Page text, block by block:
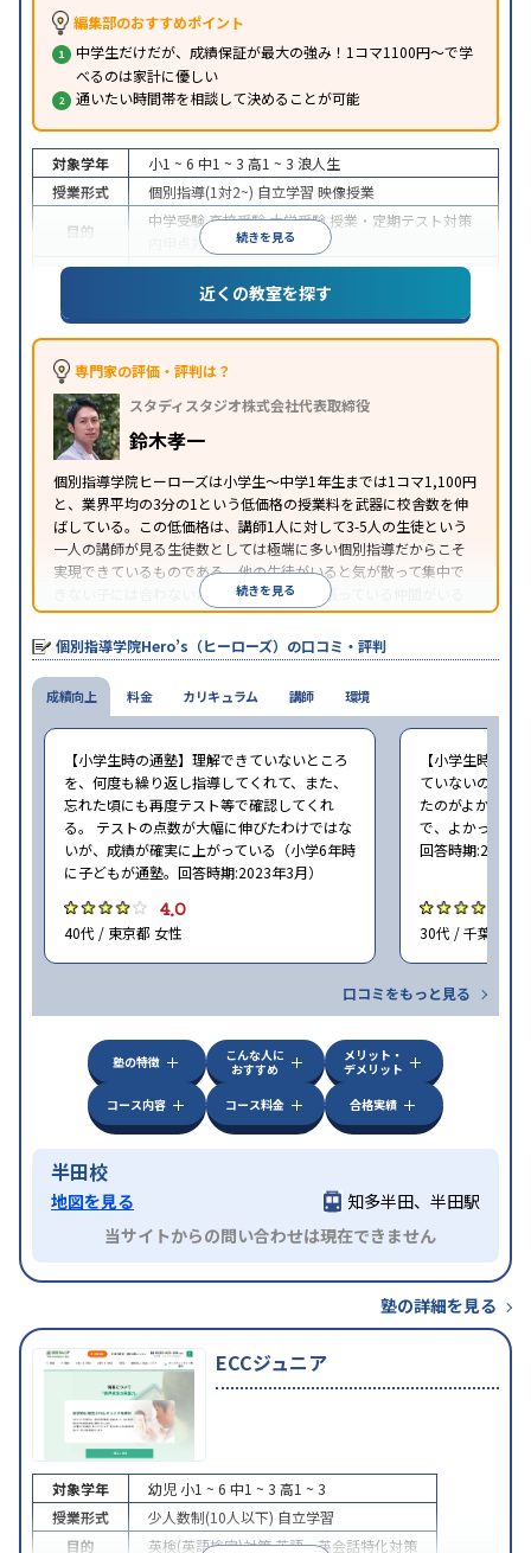
編集部のおすすめポイント
中学生だけだが、成績保証が最大の強み！1コマ1100円～で学
べるのは家計に優しい
通いたい時間帯を相談して決めることが可能
続きを見る
対象学年 小1 ~ 6 中1 ~ 3 高1 ~ 3 浪人生
授業形式
個別指導(1対2~) 自立学習 映像授業
目的
中学受験高校受験大学受験 授業・定期テスト対策
内申点対策
学習習慣の定着
中高一貫校生に対応成績保証制度あり授業の振替
1科目から受講可能 季節講習のみの受講可
※2023年3月調査。小学校高学年の個別指導塾アンケート調査方法を参
照
近くの教室を探す
専門家の評価・評判は？
スタディスタジオ株式会社代表取締役
鈴木孝一
個別指導学院ヒーローズは小学生〜中学1年生までは1コマ1,100円
と、業界平均の3分の1という低価格の授業料を武器に校舎数を伸
ばしている。この低価格は、講師1人に対して3-5人の生徒という
一人の講師が見る生徒数としては極端に多い個別指導だからこそ
実現できているものである。他の生徒がいると気が散って集中で
きない子には合わないが、周りに一緒に頑張っている仲間がいる
ほうが頑張れるタイプの子にはとてもコスパがいいと言える。
続きを見る
個別指導学院Hero’s（ヒーローズ）の口コミ・評判
成績向上
【小学生時の通塾】理解できていないところ
を、何度も繰り返し指導してくれて、また、
忘れた頃にも再度テスト等で確認してくれ
る。 テストの点数が大幅に伸びたわけではな
いが、成績が確実に上がっている（小学6年時
に子どもが通塾。回答時期:2023年3月）
4.0
40代 / 東京都 女性
【小学生時の通
ていないので、
たのがよかった
で、よかった（
回答時期:2023
30代 / 千葉県 女
口コミをもっと見る
料金 カリキュラム 講師 環境
塾の特徴
こんな人に
おすすめ
メリット・
デメリット
コース内容
コース料金 合格実績
半田校
地図を見る
知多半田、半田駅
当サイトからの問い合わせは現在できません
塾の詳細を見る
ECCジュニア
対象学年 幼児 小1 ~ 6 中1 ~ 3 高1 ~ 3
授業形式
少人数制(10人以下) 自立学習
目的
英検(英語検定)対策英語・英会話特化対策